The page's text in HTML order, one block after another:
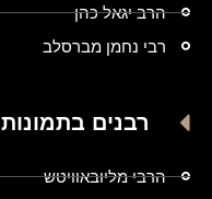
הרב יגאל כהן
רבי נחמן מברסלב
רבנים בתמונות
הרבי מליובאוויטש